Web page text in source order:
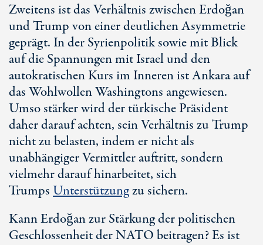
Zweitens ist das Verhältnis zwischen Erdoğan
und Trump von einer deutlichen Asymmetrie
geprägt. In der Syrienpolitik sowie mit Blick
auf die Spannungen mit Israel und den
autokratischen Kurs im Inneren ist Ankara auf
das Wohlwollen Washingtons angewiesen.
Umso stärker wird der türkische Präsident
daher darauf achten, sein Verhältnis zu Trump
nicht zu belasten, indem er nicht als
unabhängiger Vermittler auftritt, sondern
vielmehr darauf hinarbeitet, sich
TrumpsUnterstützungzu sichern.
Kann Erdoğan zur Stärkung der politischen
Geschlossenheit der NATO beitragen? Es ist